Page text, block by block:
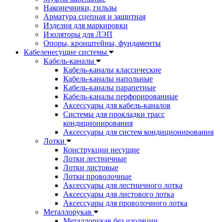
Наконечники, гильзы
Арматура сцепная и защитная
Изделия для маркировки
Изоляторы для ЛЭП
Опоры, кронштейны, фундаменты
Кабеленесущие системы
Кабель-каналы
Кабель-каналы классические
Кабель-каналы напольные
Кабель-каналы парапетные
Кабель-каналы перфорированные
Аксессуары для кабель-каналов
Системы для прокладки трасс
кондиционирования
Аксессуары для систем кондиционирования
Лотки
Конструкции несущие
Лотки лестничные
Лотки листовые
Лотки проволочные
Аксессуары для лестничного лотка
Аксессуары для листового лотка
Аксессуары для проволочного лотка
Металлорукав